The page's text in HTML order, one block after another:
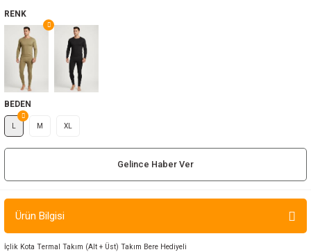
ve Çorap
RENK
BEDEN
M XL
Gelince Haber Ver
Ürün Bilgisi
İçlik Kota Termal Takım (Alt + Üst) Takım Bere Hediyeli